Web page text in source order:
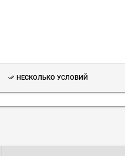
НЕСКОЛЬКО УСЛОВИЙ